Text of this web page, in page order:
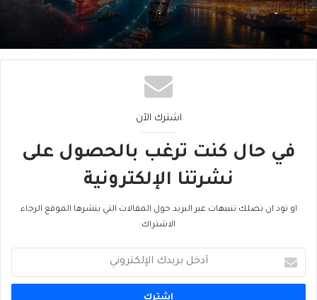
أَمنُ الخليج في زمنِ التحوُّلاتِ الكبرى (3 من 5)
اشترك الآن
في حال كنت ترغب بالحصول على
نشرتنا الإلكترونية
او تود ان تصلك تنبيهات عبر البريد حول المقالات التي ينشرها الموقع الرجاء
الاشتراك
بريدك
الإلكتروني